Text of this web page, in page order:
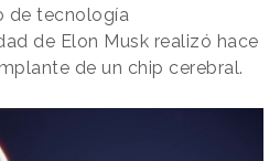
de tecnología
de Elon Musk realizó hace
de un chip cerebral.